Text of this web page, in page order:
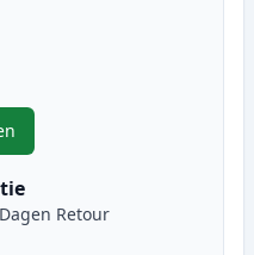
passenCanon PG-510 / CL-511
Retour